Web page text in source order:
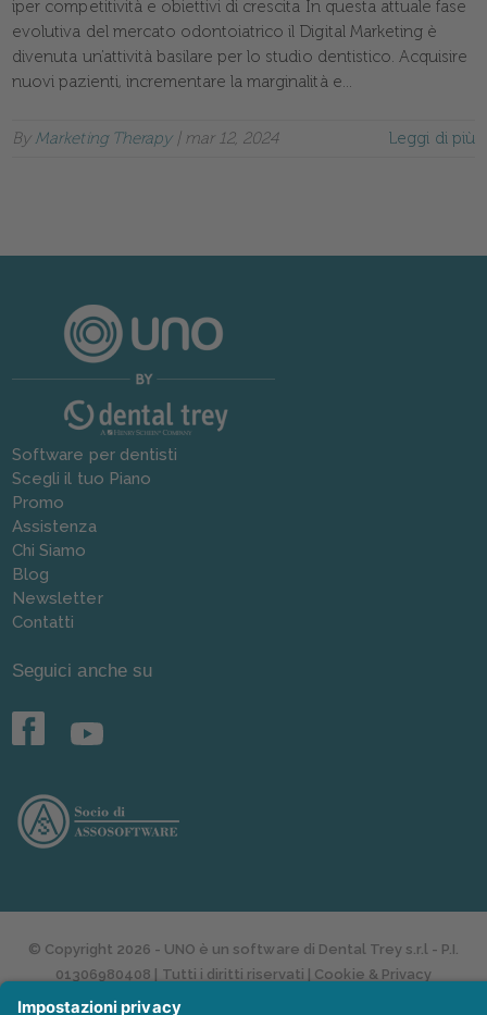
iper competitività e obiettivi di crescita In questa attuale fase
evolutiva del mercato odontoiatrico il Digital Marketing è
divenuta un’attività basilare per lo studio dentistico. Acquisire
nuovi pazienti, incrementare la marginalità e...
ByMarketing Therapy| mar 12, 2024 Leggi di più
Software per dentisti
Scegli il tuo Piano
Promo
Assistenza
Chi Siamo
Blog
Newsletter
Contatti
Seguici anche su
© Copyright 2026 - UNO è un software di Dental Trey s.r.l
- P.I.
01306980408 | Tutti i diritti riservati | Cookie & Privacy